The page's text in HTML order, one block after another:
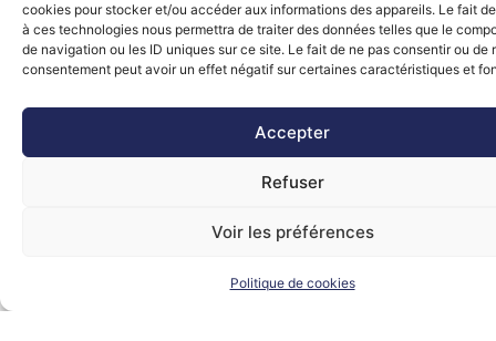
cookies pour stocker et/ou accéder aux informations des appareils. Le fait
à ces technologies nous permettra de traiter des données telles que le
de navigation ou les ID uniques sur ce site. Le fait de ne pas consentir ou de
consentement peut avoir un effet négatif sur certaines caractéristiques et
Accepter
Refuser
Voir les préférences
Politique de cookies